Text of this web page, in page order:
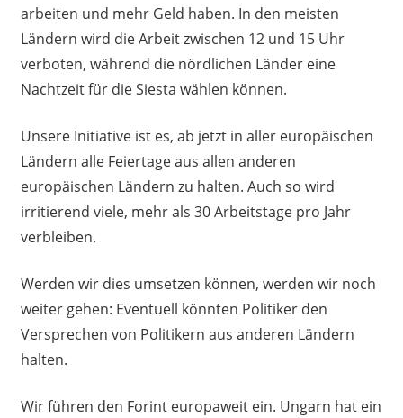
arbeiten und mehr Geld haben. In den meisten
Ländern wird die Arbeit zwischen 12 und 15 Uhr
verboten, während die nördlichen Länder eine
Nachtzeit für die Siesta wählen können.
Unsere Initiative ist es, ab jetzt in aller europäischen
Ländern alle Feiertage aus allen anderen
europäischen Ländern zu halten. Auch so wird
irritierend viele, mehr als 30 Arbeitstage pro Jahr
verbleiben.
Werden wir dies umsetzen können, werden wir noch
weiter gehen: Eventuell könnten Politiker den
Versprechen von Politikern aus anderen Ländern
halten.
Wir führen den Forint europaweit ein. Ungarn hat ein